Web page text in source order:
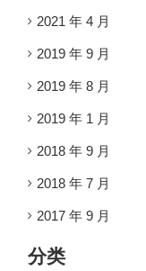
2021 年 4 月
2019 年 9 月
2019 年 8 月
2019 年 1 月
2018 年 9 月
2018 年 7 月
2017 年 9 月
分类